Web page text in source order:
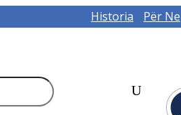
Historia Për Ne